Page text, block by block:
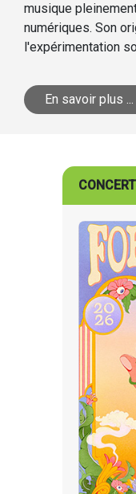
musique
numériques. Son
l'expérimentation
En savoir plus ...